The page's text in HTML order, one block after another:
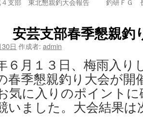
安芸支部春季懇親釣
日 作成者: admin
６月１３日、梅雨入り
春季懇親釣り大会が開
気に入りのポイント
いました。大会結果は